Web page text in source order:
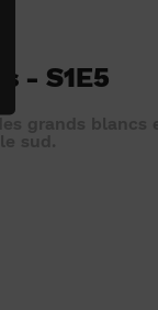
- S1E5
grands blancs